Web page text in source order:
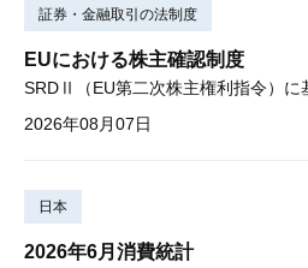
証券・金融取引の法制度
EUにおける株主確認制度
2026年08月07日
日本
2026年6月消費統計